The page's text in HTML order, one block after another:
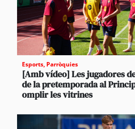
Esports, Parròquies
[Amb vídeo] Les jugadores
de la pretemporada al
omplir les vitrines